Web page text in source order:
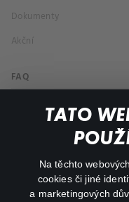
TATO
Na těchto
cookies či jiné
a marketingových
Dokumenty
Akční
FAQ
Můj účet
Důležité odkazy
facebook